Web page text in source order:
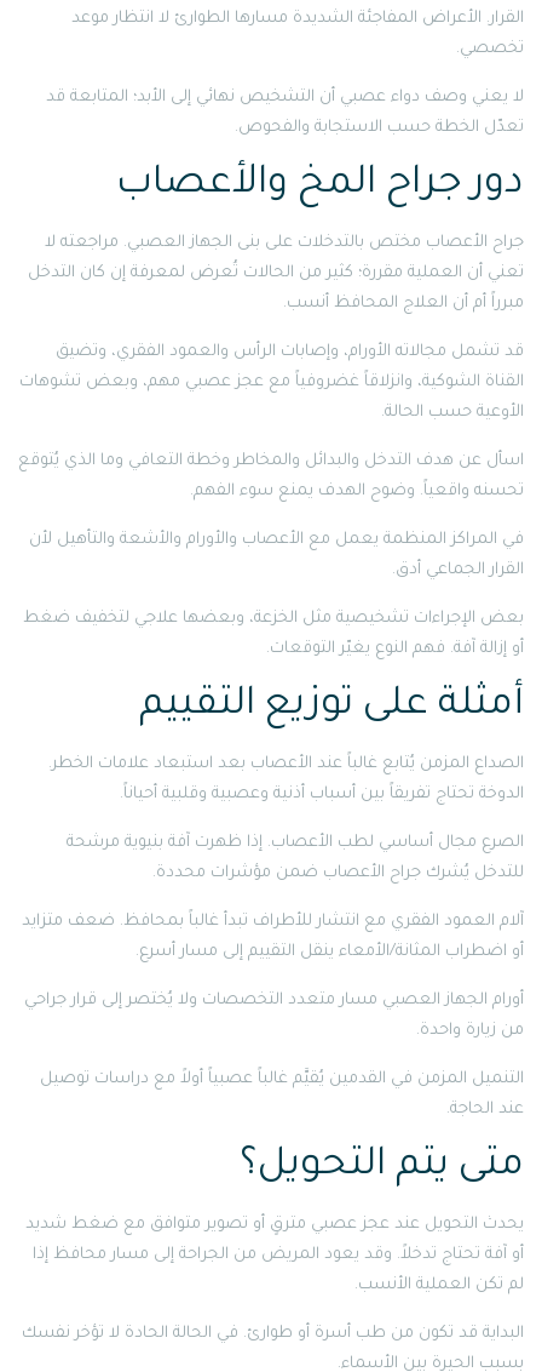
القرار. الأعراض المفاجئة الشديدة مسارها الطوارئ لا انتظار موعد
تخصصي.
لا يعني وصف دواء عصبي أن التشخيص نهائي إلى الأبد؛ المتابعة قد
تعدّل الخطة حسب الاستجابة والفحوص.
دور جراح المخ والأعصاب
جراح الأعصاب مختص بالتدخلات على بنى الجهاز العصبي. مراجعته لا
تعني أن العملية مقررة؛ كثير من الحالات تُعرض لمعرفة إن كان التدخل
مبرراً أم أن العلاج المحافظ أنسب.
قد تشمل مجالاته الأورام، وإصابات الرأس والعمود الفقري، وتضيق
القناة الشوكية، وانزلاقاً غضروفياً مع عجز عصبي مهم، وبعض تشوهات
الأوعية حسب الحالة.
اسأل عن هدف التدخل والبدائل والمخاطر وخطة التعافي وما الذي يُتوقع
تحسنه واقعياً. وضوح الهدف يمنع سوء الفهم.
في المراكز المنظمة يعمل مع الأعصاب والأورام والأشعة والتأهيل لأن
القرار الجماعي أدق.
بعض الإجراءات تشخيصية مثل الخزعة، وبعضها علاجي لتخفيف ضغط
أو إزالة آفة. فهم النوع يغيّر التوقعات.
أمثلة على توزيع التقييم
الصداع المزمن يُتابع غالباً عند الأعصاب بعد استبعاد علامات الخطر.
الدوخة تحتاج تفريقاً بين أسباب أذنية وعصبية وقلبية أحياناً.
الصرع مجال أساسي لطب الأعصاب. إذا ظهرت آفة بنيوية مرشحة
للتدخل يُشرك جراح الأعصاب ضمن مؤشرات محددة.
آلام العمود الفقري مع انتشار للأطراف تبدأ غالباً بمحافظ. ضعف متزايد
أو اضطراب المثانة/الأمعاء ينقل التقييم إلى مسار أسرع.
أورام الجهاز العصبي مسار متعدد التخصصات ولا يُختصر إلى قرار جراحي
من زيارة واحدة.
التنميل المزمن في القدمين يُقيَّم غالباً عصبياً أولاً مع دراسات توصيل
عند الحاجة.
متى يتم التحويل؟
يحدث التحويل عند عجز عصبي مترقٍ أو تصوير متوافق مع ضغط شديد
أو آفة تحتاج تدخلاً. وقد يعود المريض من الجراحة إلى مسار محافظ إذا
لم تكن العملية الأنسب.
البداية قد تكون من طب أسرة أو طوارئ. في الحالة الحادة لا تؤخر نفسك
بسبب الحيرة بين الأسماء.